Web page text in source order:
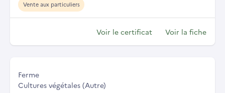
Vente aux particuliers
Voir le certificat Voir la fiche
Ferme
Cultures végétales (Autre)